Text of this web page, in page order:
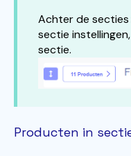
Achter de
sectie
sectie.
Producten in